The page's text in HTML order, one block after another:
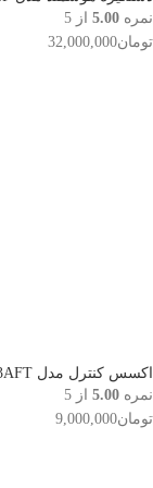
نمره 5.00 از 5
تومان32,000,000
اکسس کنترل مدل 133AFT
نمره 5.00 از 5
تومان9,000,000